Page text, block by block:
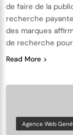
de faire de la
recherche
des marques
de recherche
Read More
Agence Web